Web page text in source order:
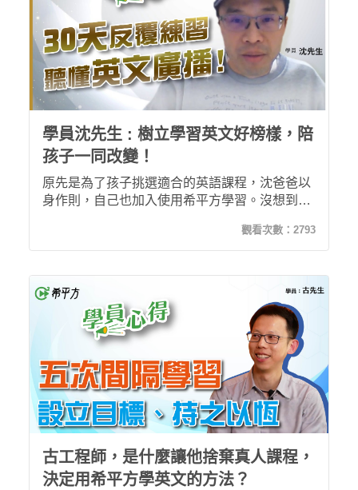
學員沈先生 : 樹立學習英文好榜樣，陪
孩子一同改變！
原先是為了孩子挑選適合的英語課程，沈爸爸以
身作則，自己也加入使用希平方學習。沒想到透
也順利完成30堂課程，並成功增加英文能力！
觀看次數： 2793
古工程師，是什麼讓他捨棄真人課程，
決定用希平方學英文的方法？